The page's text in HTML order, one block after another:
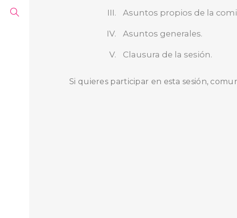
Asuntos propios de la
Asuntos generales.
Clausura de la sesión.
Si quieres participar en esta sesión,